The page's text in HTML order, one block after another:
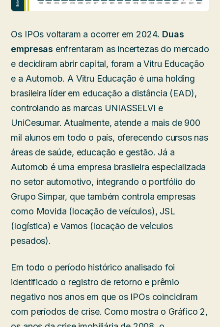
Os IPOs voltaram a ocorrer em 2024. Duas
empresas enfrentaram as incertezas do mercado
e decidiram abrir capital, foram a Vitru Educação
e a Automob. A Vitru Educação é uma holding
brasileira líder em educação a distância (EAD),
controlando as marcas UNIASSELVI e
UniCesumar. Atualmente, atende a mais de 900
mil alunos em todo o país, oferecendo cursos nas
áreas de saúde, educação e gestão. Já a
Automob é uma empresa brasileira especializada
no setor automotivo, integrando o portfólio do
Grupo Simpar, que também controla empresas
como Movida (locação de veículos), JSL
(logística) e Vamos (locação de veículos
pesados).
Em todo o período histórico analisado foi
identificado o registro de retorno e prêmio
negativo nos anos em que os IPOs coincidiram
com períodos de crise. Como mostra o Gráfico 2,